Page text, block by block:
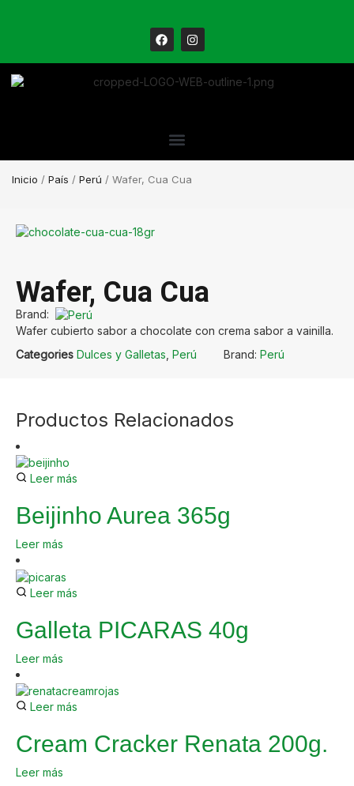
Inicio / País / Perú / Wafer, Cua Cua
Wafer, Cua Cua
Brand:
Wafer cubierto sabor a chocolate con crema sabor a vainilla.
Categories Dulces y Galletas Perú Brand: Perú
Productos Relacionados
Leer más
Beijinho Aurea 365g
Leer más
Leer más
Galleta PICARAS 40g
Leer más
Leer más
Cream Cracker Renata 200g.
Leer más